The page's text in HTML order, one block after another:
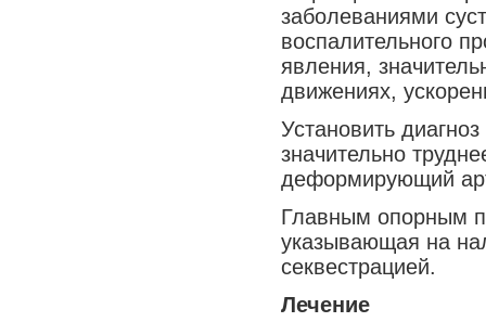
заболеваниями
воспалительного
явления,
движениях,
Установить
значительно
деформирующий
Главным опорным
указывающая на
секвестрацией.
Лечение